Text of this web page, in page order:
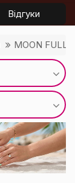
Відгуки
MOON FULL